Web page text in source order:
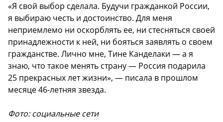
«Я свой выбор сделала. Будучи гражданкой России,
я выбираю честь и достоинство. Для меня
неприемлемо ни оскорблять ее, ни стесняться своей
принадлежности к ней, ни бояться заявлять о своем
гражданстве. Лично мне, Тине Канделаки — а я
знаю, что такое менять страну — Россия подарила
25 прекрасных лет жизни», — писала в прошлом
месяце 46-летняя звезда.
Фото: социальные сети